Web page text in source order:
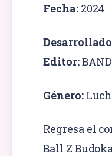
Fecha:2024
Editor:
Género:
Regresa el
Ball Z